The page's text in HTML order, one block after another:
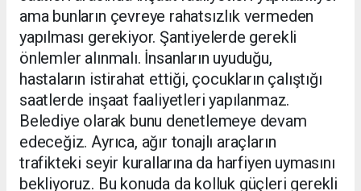
ama bunların çevreye rahatsızlık vermeden
yapılması gerekiyor. Şantiyelerde gerekli
önlemler alınmalı. İnsanların uyuduğu,
hastaların istirahat ettiği, çocukların çalıştığı
saatlerde inşaat faaliyetleri yapılanmaz.
Belediye olarak bunu denetlemeye devam
edeceğiz. Ayrıca, ağır tonajlı araçların
trafikteki seyir kurallarına da harfiyen uymasını
bekliyoruz. Bu konuda da kolluk güçleri gerekli